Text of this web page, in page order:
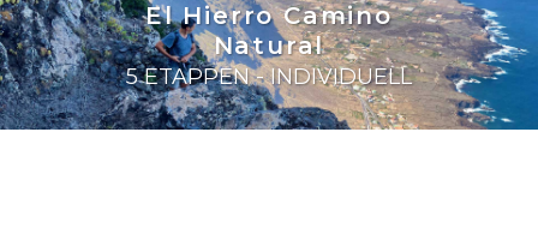
El Hierro Camino
Natural
5 ETAPPEN - INDIVIDUELL